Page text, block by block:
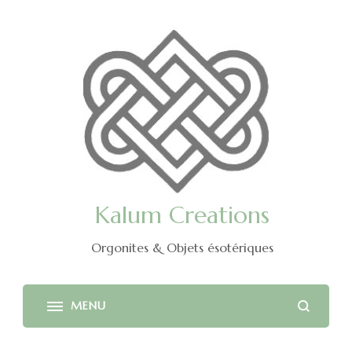
Kalum Creations
Orgonites & Objets ésotériques